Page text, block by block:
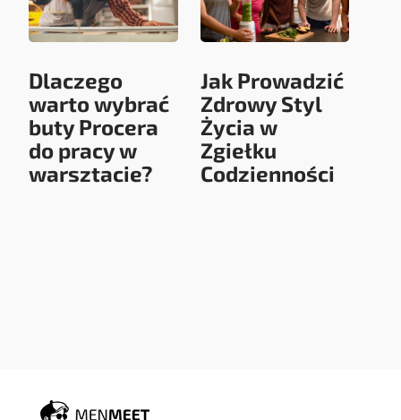
Dlaczego
warto wybrać
buty Procera
do pracy w
warsztacie?
Jak Prowadzić
Zdrowy Styl
Życia w
Zgiełku
Codzienności